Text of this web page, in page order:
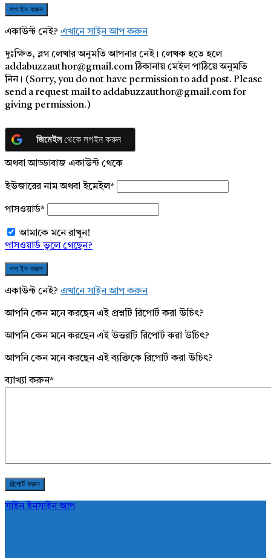
একাউন্ট নেই? এখানে সাইন আপ করুন
দুঃক্ষিত, ব্লগ লেখার অনুমতি আপনার নেই। লেখক হতে হলে
addabuzzauthor@gmail.com ঠিকানায় মেইল পাঠিয়ে অনুমতি
নিন। (Sorry, you do not have permission to add post. Please
send a request mail to addabuzzauthor@gmail.com for
giving permission.)
জিমেইলথেকে লগইন করুন
অথবা আড্ডাবাজ একাউন্ট থেকে
ইউজারের নাম অথবা ইমেইল*
পাসওয়ার্ড*
আমাকে মনে রাখুন!
পাসওয়ার্ড ভুলে গেছেন?
একাউন্ট নেই? এখানে সাইন আপ করুন
আপনি কেন মনে করছেন এই প্রশ্নটি রিপোর্ট করা উচিৎ?
আপনি কেন মনে করছেন এই উত্তরটি রিপোর্ট করা উচিৎ?
আপনি কেন মনে করছেন এই ব্যক্তিকে রিপোর্ট করা উচিৎ?
ব্যাখ্যা করুন*
সাইন ইনসাইন আপ